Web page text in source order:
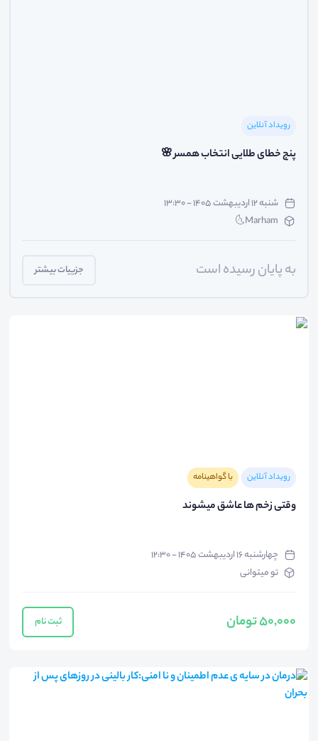
رویداد آنلاین
پنج خطای طلایی انتخاب همسر 🌸
شنبه ۱۲ اردیبهشت ۱۴۰۵ - ۱۳:۳۰
Marham🌜
به پایان رسیده است جزییات بیشتر
رویداد آنلاین با گواهینامه
وقتی زخم ها عاشق میشوند
چهارشنبه ۱۶ اردیبهشت ۱۴۰۵ - ۱۲:۳۰
تو میتوانی
50,000 تومان ثبت نام